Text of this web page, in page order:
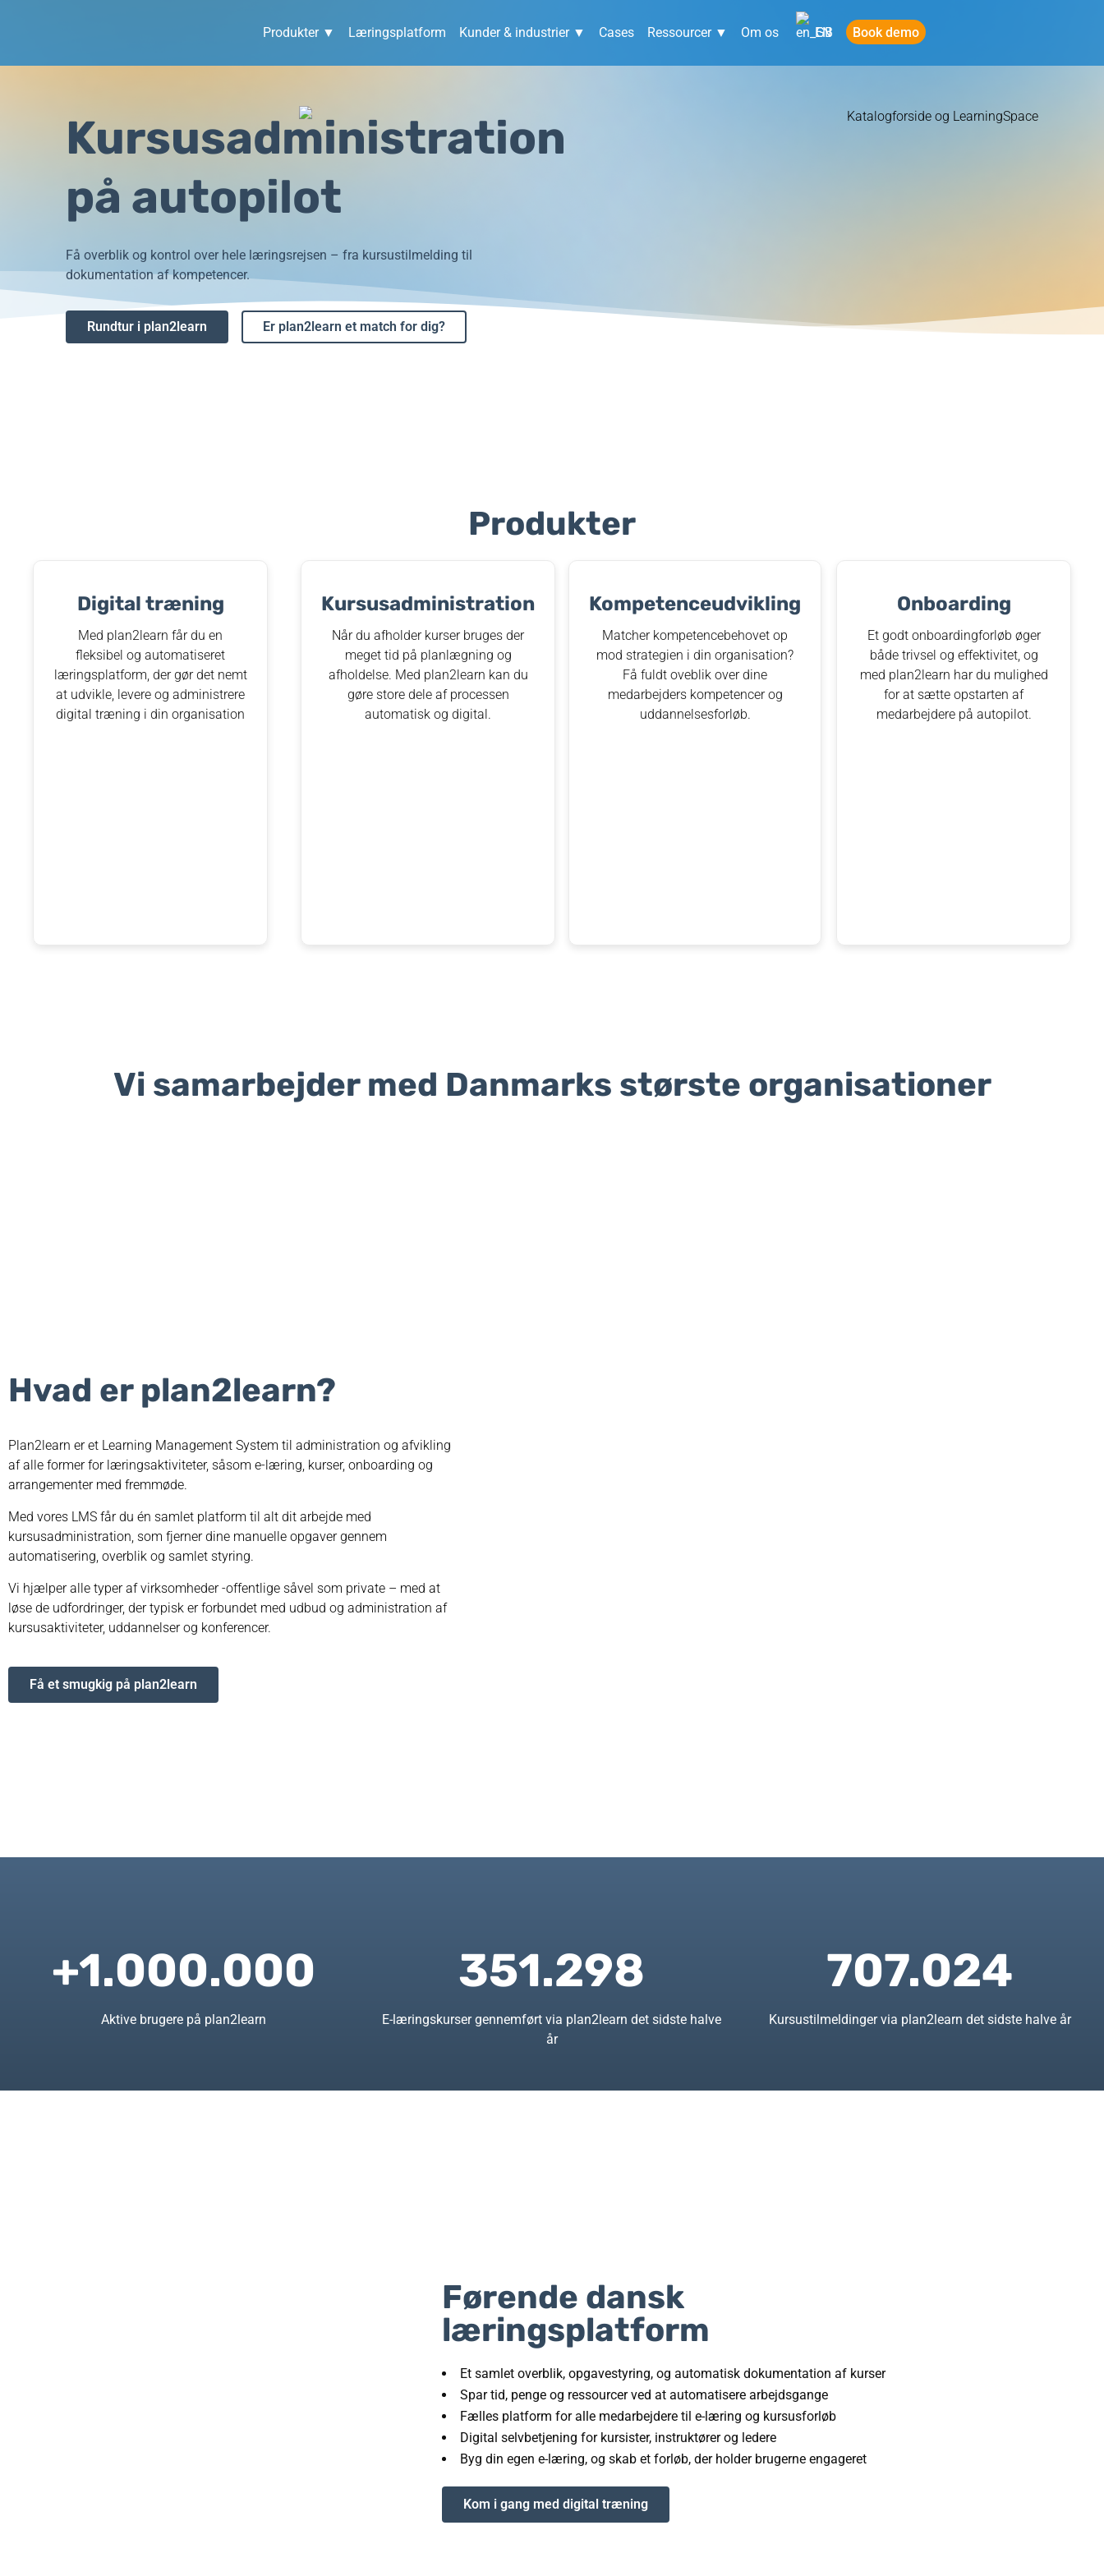
Produkter ▼ Læringsplatform Kunder & industrier ▼ Cases Ressourcer ▼ Om os EN Book demo
Kursusadministration
på autopilot
Få overblik og kontrol over hele læringsrejsen – fra kursustilmelding til
dokumentation af kompetencer.
Rundtur i plan2learn Er plan2learn et match for dig?
Produkter
Digital træning​
Med plan2learn får du en
fleksibel og automatiseret
læringsplatform, der gør det nemt
at udvikle, levere og administrere
digital træning i din organisation
Kursusadministration
Når du afholder kurser bruges der
meget tid på planlægning og
afholdelse. Med plan2learn kan du
gøre store dele af processen
automatisk og digital.
Kompetenceudvikling
Matcher kompetencebehovet op
mod strategien i din organisation?
Få fuldt oveblik over dine
medarbejders kompetencer og
uddannelsesforløb.
Onboarding
Et godt onboardingforløb øger
både trivsel og effektivitet, og
med plan2learn har du mulighed
for at sætte opstarten af
medarbejdere på autopilot.
Vi samarbejder med Danmarks største organisationer
Hvad er plan2learn?
Plan2learn er et Learning Management System til administration og afvikling
af alle former for læringsaktiviteter, såsom e-læring, kurser, onboarding og
arrangementer med fremmøde.
Med vores LMS får du én samlet platform til alt dit arbejde med
kursusadministration, som fjerner dine manuelle opgaver gennem
automatisering, overblik og samlet styring.
Vi hjælper alle typer af virksomheder -offentlige såvel som private – med at
løse de udfordringer, der typisk er forbundet med udbud og administration af
kursusaktiviteter, uddannelser og konferencer.
Få et smugkig på plan2learn
+1.000.000
Aktive brugere på plan2learn
351.298
E-læringskurser gennemført via plan2learn det sidste halve
år
707.024
Kursustilmeldinger via plan2learn det sidste halve år
Førende dansk
læringsplatform
Et samlet overblik, opgavestyring, og automatisk dokumentation af kurser
Spar tid, penge og ressourcer ved at automatisere arbejdsgange
Fælles platform for alle medarbejdere til e-læring og kursusforløb
Digital selvbetjening for kursister, instruktører og ledere
Byg din egen e-læring, og skab et forløb, der holder brugerne engageret
Kom i gang med digital træning